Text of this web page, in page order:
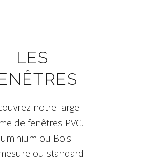
LES
notre large
de fenêtres PVC,
ou Bois.
ou standard